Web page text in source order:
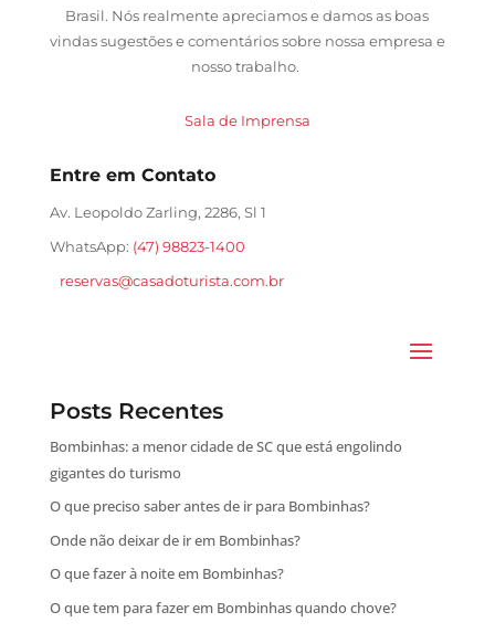
Brasil. Nós realmente apreciamos e damos as boas
vindas sugestões e comentários sobre nossa empresa e
nosso trabalho.
Sala de Imprensa
Entre em Contato
Av. Leopoldo Zarling, 2286, Sl 1
WhatsApp: (47) 98823-1400
reservas@casadoturista.com.br
Posts Recentes
Bombinhas: a menor cidade de SC que está engolindo
gigantes do turismo
O que preciso saber antes de ir para Bombinhas?
Onde não deixar de ir em Bombinhas?
O que fazer à noite em Bombinhas?
O que tem para fazer em Bombinhas quando chove?